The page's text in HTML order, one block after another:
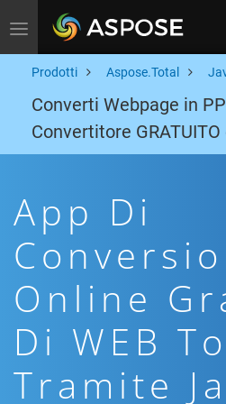
Toggle navigation
Prodotti Aspose.Total
Converti Webpage in
Convertitore
App Di
Online
Di WEB
Tramite